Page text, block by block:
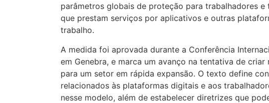
parâmetros globais de proteção para trabalhadores e
que prestam serviços por aplicativos e outras
trabalho.
A medida foi aprovada durante a Conferência
em Genebra, e marca um avanço na tentativa de criar
para um setor em rápida expansão. O texto define
relacionados às plataformas digitais e aos
nesse modelo, além de estabelecer diretrizes que